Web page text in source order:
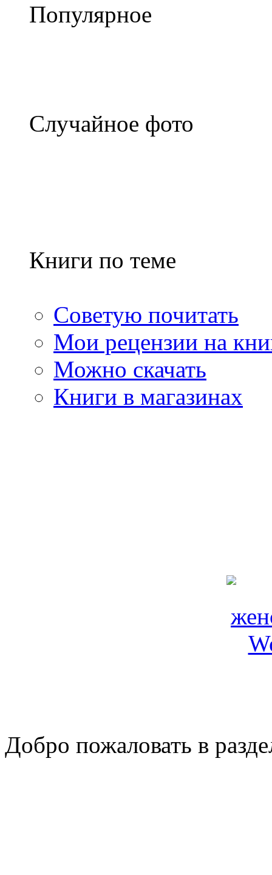
Популярное
Случайное фото
Книги по теме
Советую почитать
Мои рецензии на
Можно скачать
Книги в магазинах
Добро пожаловать в